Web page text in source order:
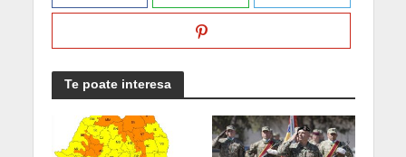
Te poate interesa